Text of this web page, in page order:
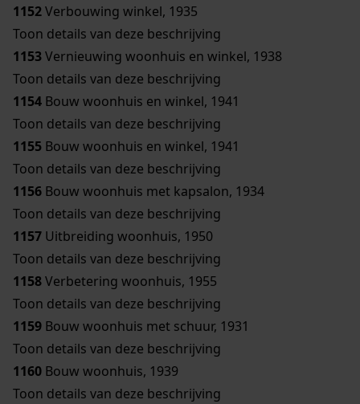
1152Verbouwing winkel, 1935
Toon details van deze beschrijving
1153Vernieuwing woonhuis en winkel, 1938
Toon details van deze beschrijving
1154 Bouw woonhuis en winkel, 1941
Toon details van deze beschrijving
1155 Bouw woonhuis en winkel, 1941
Toon details van deze beschrijving
1156 Bouw woonhuis met kapsalon, 1934
Toon details van deze beschrijving
1157 Uitbreiding woonhuis, 1950
Toon details van deze beschrijving
1158Verbetering woonhuis, 1955
Toon details van deze beschrijving
1159 Bouw woonhuis met schuur, 1931
Toon details van deze beschrijving
1160 Bouw woonhuis, 1939
Toon details van deze beschrijving